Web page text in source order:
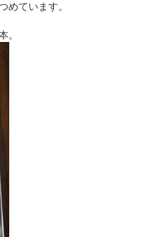
めています。
。